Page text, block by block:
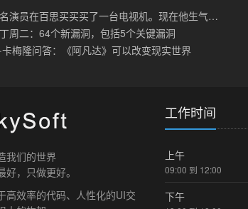
● 一位著名演员在百思买买买了一台电视机。现在他生气了，他没去好市多
周二：64个新漏洞，包括5个关键漏洞
卡梅隆问答：《阿凡达》可以改变现实世界
我们的世界
好，只做更好。
高效率的代码、人性化的UI交
工作时间
上午
09:00 到 12:00
下午